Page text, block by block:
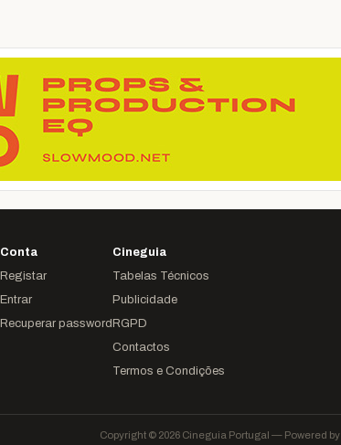
Conta
Registar
Entrar
Recuperar password
Cineguia
Tabelas Técnicos
Publicidade
RGPD
Contactos
Termos e Condições
Copyright © 2026 Cineguia Portugal — Powered by